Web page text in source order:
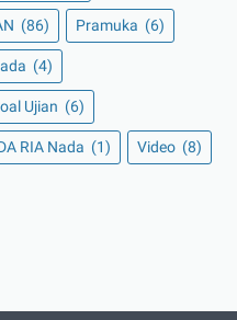
(86) Pramuka (6)
(4)
Ujian (6)
RIA Nada (1) Video (8)